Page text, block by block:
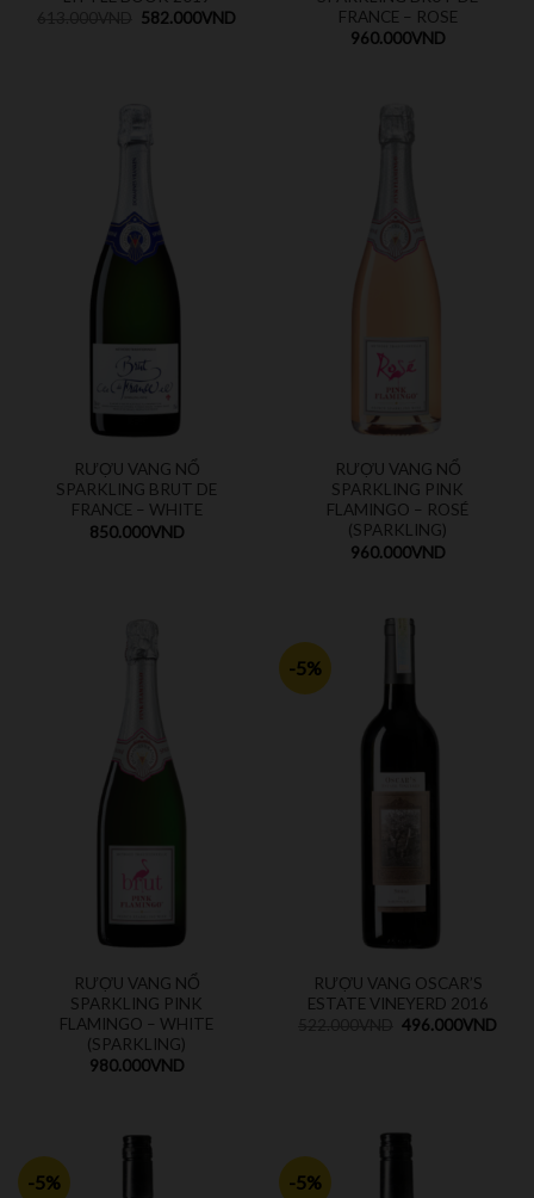
582.000VND
FRANCE – ROSE
960.000VND
RƯỢU VANG NỔ
SPARKLING BRUT DE
FRANCE – WHITE
850.000VND
RƯỢU VANG NỔ
SPARKLING PINK
FLAMINGO – ROSÉ
(SPARKLING)
960.000VND
RƯỢU VANG NỔ
SPARKLING PINK
FLAMINGO – WHITE
(SPARKLING)
980.000VND
-5%
RƯỢU VANG OSCAR’S
ESTATE VINEYERD 2016
496.000VND
-5% -5%